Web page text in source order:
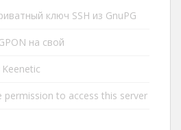
ключ SSH из GnuPG
на свой
permission to access this server